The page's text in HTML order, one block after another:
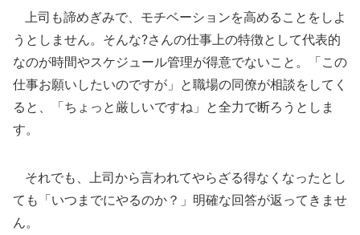
上司も諦めぎみで、モチベーションを高めることをしよ
うとしません。そんな?さんの仕事上の特徴として代表的
なのが時間やスケジュール管理が得意でないこと。「この
仕事お願いしたいのですが」と職場の同僚が相談をしてく
ると、「ちょっと厳しいですね」と全力で断ろうとしま
す。
それでも、上司から言われてやらざる得なくなったとし
ても「いつまでにやるのか？」明確な回答が返ってきませ
ん。